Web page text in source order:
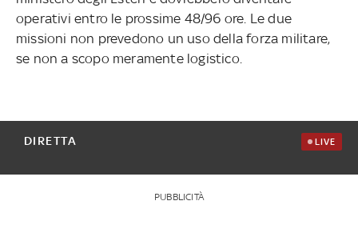
operativi entro le prossime 48/96 ore. Le due
missioni non prevedono un uso della forza militare,
se non a scopo meramente logistico.
DIRETTA LIVE
PUBBLICITÀ